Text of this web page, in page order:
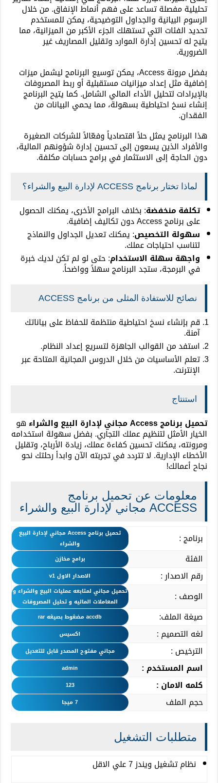
تحليلية مفصلة تساعد على فهم أنماط الإنفاق. من خلال
الرسوم البيانية والجداول التوضيحية، يمكن للمستخدم
تحديد الفئات التي تستهلك الجزء الأكبر من الميزانية، مما
يتيح له تحسين إدارة الموارد وتقليل المصاريف غير
الضرورية.
بفضل مرونة Access، يمكن توسيع البرنامج ليشمل ميزات
إضافية مثل إعداد ميزانيات مستقبلية أو ربط المصروفات
بالإيرادات لتحليل الأداء المالي الشامل. كما يتيح البرنامج
إنشاء نسخ احتياطية بسهولة، مما يحمي البيانات من
الفقدان.
هذا البرنامج يمثل حلاً اقتصادياً وفعّالاً للشركات الصغيرة
والأفراد الذين يسعون إلى تحسين إدارة شؤونهم المالية،
دون الحاجة إلى الاستثمار في برامج حسابات مكلفة.
لماذا تختار برنامج ACCESS لإدارة البيع والشراء؟
تكلفة منخفضة: بخلاف البرامج الأخرى، يمكنك الحصول
على برنامج Access دون تكاليف إضافية.
سهولة التخصيص: يمكنك تعديل الجداول والنماذج
لتناسب احتياجات عملك.
واجهة سهلة الاستخدام: حتى لو لم تكن لديك خبرة
في البرمجة، ستجد البرنامج سهلاً وواضحاً.
نصائح للاستفادة المثلى من برنامج ACCESS
قم بإنشاء نسخ احتياطية منتظمة للحفاظ على بياناتك
آمنة.
استفد من القوالب الجاهزة لتسريع إعداد النظام.
تعلم الأساسيات من خلال الدروس المجانية المتاحة عبر
الإنترنت.
استنتاج
تحميل برنامج Access مجاني لإدارة البيع والشراء هو
الخيار الأمثل لتنظيم عملك التجاري. بفضل سهولة استخدامه
ومرونته، يمكنك تحسين كفاءة عملك، زيادة الأرباح، وتقليل
الأخطاء الإدارية. لا تتردد في تجربته الآن وابدأ رحلتك نحو
نجاح أعمالك!
معلومات عن تحميل برنامج
ACCESS مجاني لإدارة البيع والشراء
برنامج :
تحميل برنامج Access مجاني لإدارة البيع
والشراء
الفئة برامج مخازن
رقم الاصدار : الاصدار الاول v1
الوصف :
تحميل مجاني لمتابعه عمليات البيع والشراء و
المعاملات الماليه و تحليل المصروفات
صيغة الملف: accdb مضغوط بصيغه rar
لغه التصميم : اكسيس
الترخيص : مجاني مفتوح المصدر قابل للتعديل
اسم المستخدم : admin
كلمه الامان : 123
حجم الملف 7ميجا
متطلبات التشغيل
نظام تشغيل ويندز 7 علي الاقل